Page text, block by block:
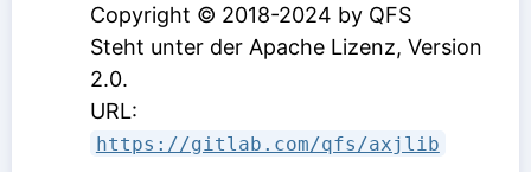
Copyright © 2018-2024 by QFS
Steht unter der Apache Lizenz, Version
2.0.
URL:
https://gitlab.com/qfs/axjlib